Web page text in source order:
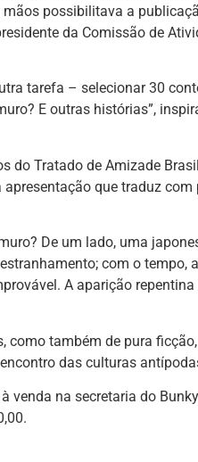
possibilitava a
da Comissão de
tarefa – selecionar 30
E outras histórias”,
do Tratado de Amizade
que traduz
De um lado, uma
com o tempo,
A aparição repentina
também de pura
das culturas
venda na secretaria do